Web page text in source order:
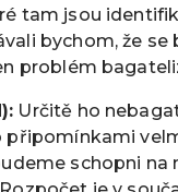
tam jsou
bychom, že
problém
Určitě ho
schopni na